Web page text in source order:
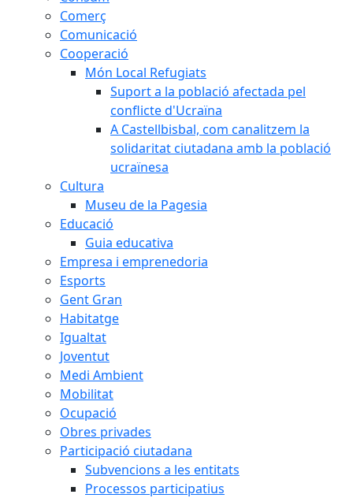
Comerç
Comunicació
Cooperació
Món Local Refugiats
Suport a la població afectada pel
conflicte d'Ucraïna
A Castellbisbal, com canalitzem la
solidaritat ciutadana amb la població
ucraïnesa
Cultura
Museu de la Pagesia
Educació
Guia educativa
Empresa i emprenedoria
Esports
Gent Gran
Habitatge
Igualtat
Joventut
Medi Ambient
Mobilitat
Ocupació
Obres privades
Participació ciutadana
Subvencions a les entitats
Processos participatius